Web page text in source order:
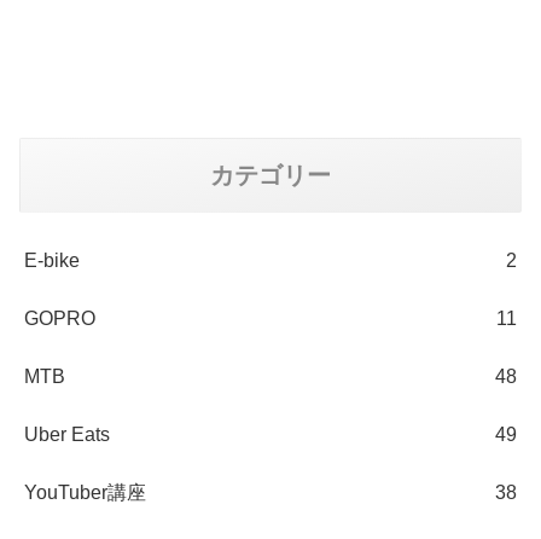
カテゴリー
E-bike 2
GOPRO 11
MTB 48
Uber Eats 49
YouTuber講座 38